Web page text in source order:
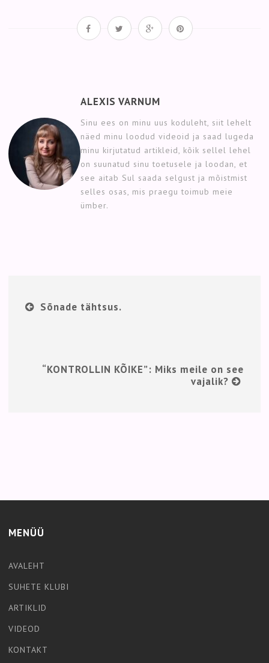
ALEXIS VARNUM
Sinu ees on minu uus koduleht, siit lehelt
näed minu loodud videoid ja saad lugeda
minu kirjutatud artikleid, kõik sellel lehel
on suunatud sinu toetusele ja loodan, et
see aitab Sul saada selgust ja mõistmist
selles osas, mis praegu toimub meie
ümber.
Sõnade tähtsus.
“KONTROLLIN KÕIKE”: Miks meile on see
vajalik?
MENÜÜ
AVALEHT
SUHETE KLUBI
ARTIKLID
VIDEOD
KONTAKT